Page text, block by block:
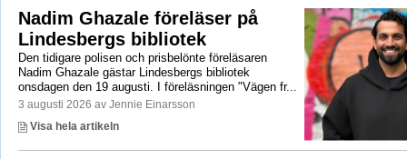
Nadim Ghazale föreläser på
Lindesbergs bibliotek
Den tidigare polisen och prisbelönte föreläsaren
Nadim Ghazale gästar Lindesbergs bibliotek
onsdagen den 19 augusti. I föreläsningen "Vägen fr...
3 augusti 2026 av Jennie Einarsson
Visa hela artikeln